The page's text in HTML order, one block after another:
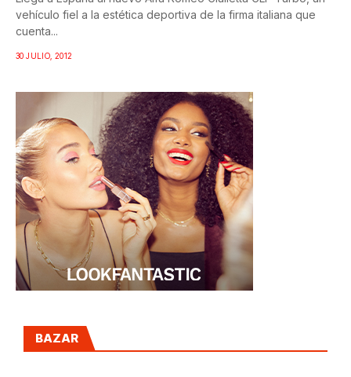
vehículo fiel a la estética deportiva de la firma italiana que
cuenta...
30 JULIO, 2012
BAZAR